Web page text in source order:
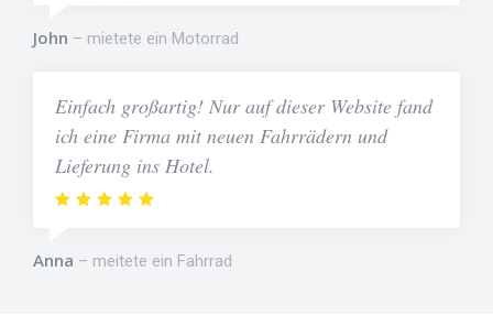
John mietete ein Motorrad
Einfach großartig! Nur auf dieser Website fand
ich eine Firma mit neuen Fahrrädern und
Lieferung ins Hotel.
Anna meitete ein Fahrrad